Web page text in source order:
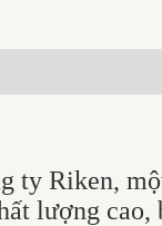
ty Riken,
lượng cao,